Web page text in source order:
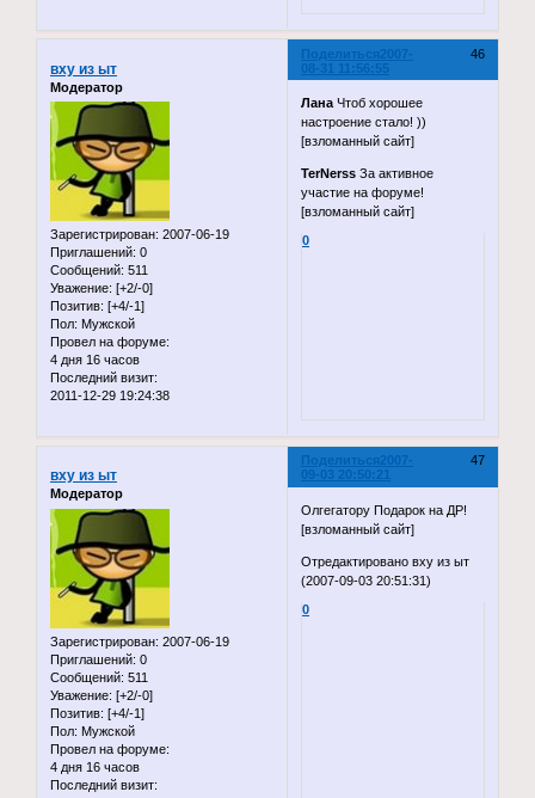
Поделиться 46
2007-
08-31 11:56:55
вху из ыт
Модератор
Зарегистрирован: 2007-06-19
Приглашений: 0
Сообщений: 511
Уважение: [+2/-0]
Позитив: [+4/-1]
Пол: Мужской
Провел на форуме:
4 дня 16 часов
Последний визит:
2011-12-29 19:24:38
ЛанаЧтоб хорошее
настроение стало! ))
[взломанный сайт]
TerNerss За активное
участие на форуме!
[взломанный сайт]
0
Поделиться 47
2007-
09-03 20:50:21
вху из ыт
Модератор
Зарегистрирован: 2007-06-19
Приглашений: 0
Сообщений: 511
Уважение: [+2/-0]
Позитив: [+4/-1]
Пол: Мужской
Провел на форуме:
4 дня 16 часов
Последний визит:
Олгегатору Подарок на ДР!
[взломанный сайт]
Отредактировано вху из ыт
(2007-09-03 20:51:31)
0